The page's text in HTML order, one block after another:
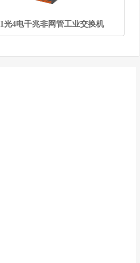
1光4电千兆非网管工业交换机